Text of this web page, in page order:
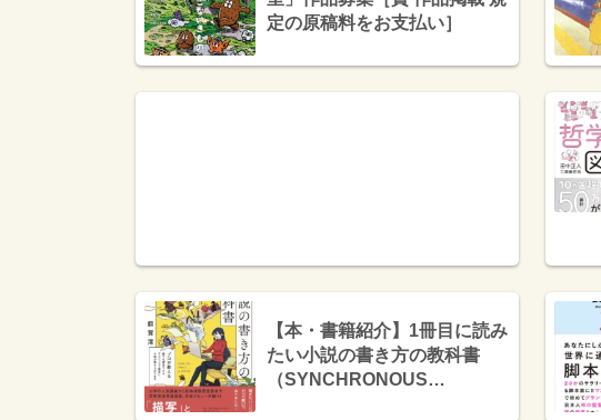
定の原稿料をお支払い］
【本・書籍紹介】1冊目に読み
たい小説の書き方の教科書
（SYNCHRONOUS